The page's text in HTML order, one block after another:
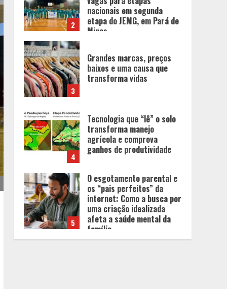
3
Grandes marcas, preços
baixos e uma causa que
4
Tecnologia que “lê” o solo
5
O esgotamento parental e
os “pais perfeitos” da
internet: Como a busca por
afeta a saúde mental da
família
Tecnologia muda papel do
professor, que passa de
transmissor de conteúdo a